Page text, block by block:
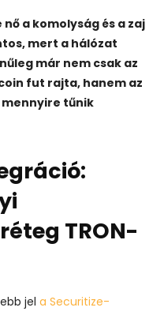
a komolyság és a zaj
mert a hálózat
már nem csak az
fut rajta, hanem az
mennyire tűnik
TRON-
jel a Securitize-